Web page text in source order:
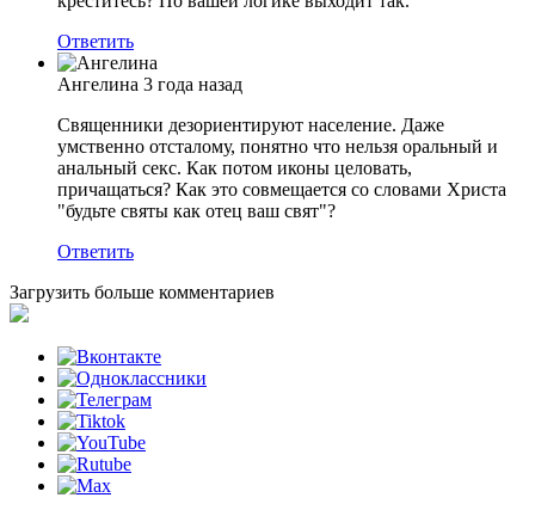
Ответить
Ангелина 3 года назад
Священники дезориентируют население. Даже
умственно отсталому, понятно что нельзя оральный и
анальный секс. Как потом иконы целовать,
причащаться? Как это совмещается со словами Христа
"будьте святы как отец ваш свят"?
Ответить
Загрузить больше комментариев